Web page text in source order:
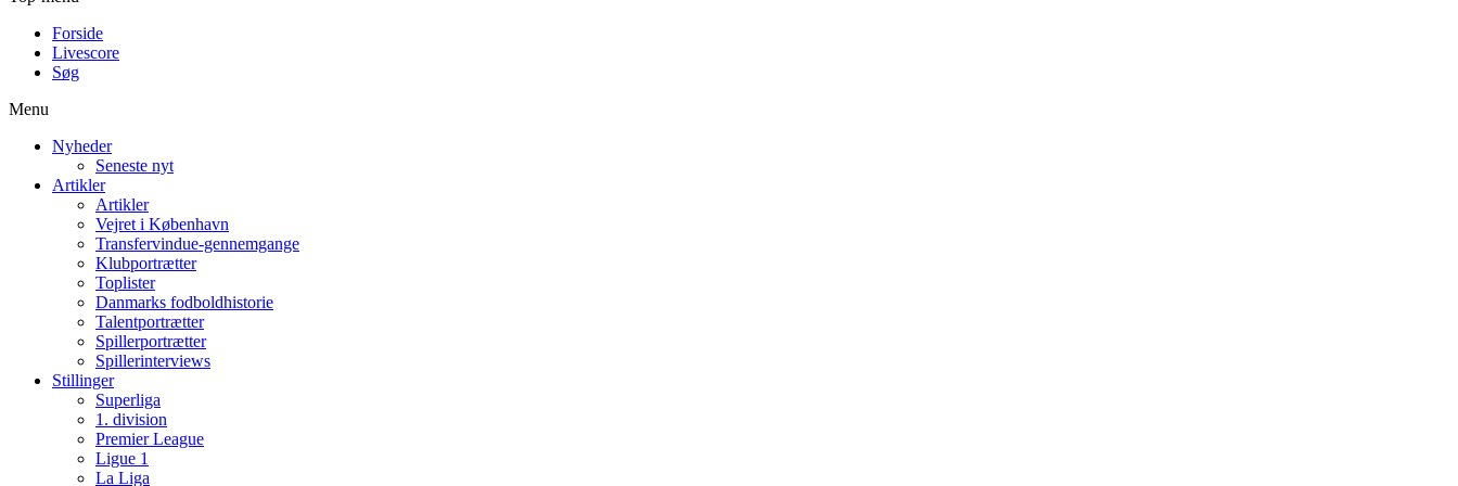
Forside
Livescore
Søg
Menu
Nyheder
Seneste nyt
Artikler
Artikler
Vejret i København
Transfervindue-gennemgange
Klubportrætter
Toplister
Danmarks fodboldhistorie
Talentportrætter
Spillerportrætter
Spillerinterviews
Stillinger
Superliga
1. division
Premier League
Ligue 1
La Liga